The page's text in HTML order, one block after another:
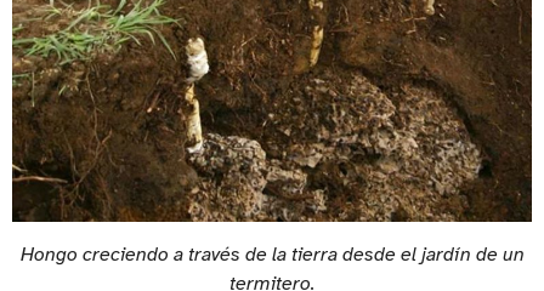
Hongo creciendo a través de la tierra desde el jardín de un
termitero.